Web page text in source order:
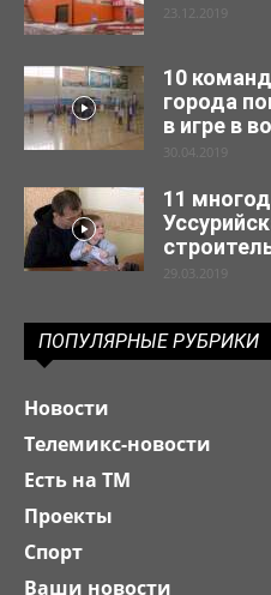
23.12.2019
10
города
в игре в
30.04.2019
11
29.03.2019
ПОПУЛЯРНЫЕ РУБРИКИ
Новости
Телемикс-новости
Есть на ТМ
Проекты
Спорт
Ваши новости